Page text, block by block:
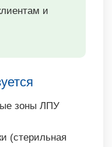
и
зоны ЛПУ
(стерильная